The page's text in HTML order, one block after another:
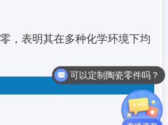
，表明其在多种化学环境下均
可以定制陶瓷零件吗？